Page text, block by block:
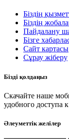
Біздің
Біздің
Пайдалану
Бізге
Сайт картасы
Сұрау жіберу
Бізді қолдаңыз
Скачайте наше
удобного доступа
Әлеуметтік желілер